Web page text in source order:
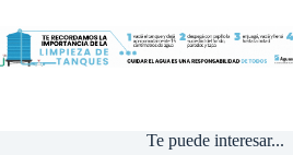
Te puede interesar...